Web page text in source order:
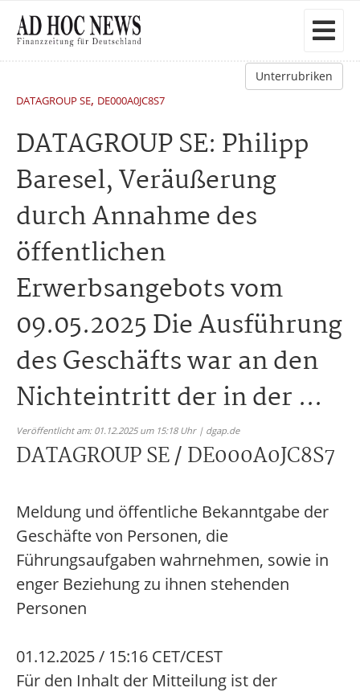
Unterrubriken
DATAGROUP SE, DE000A0JC8S7
DATAGROUP SE: Philipp
Baresel, Veräußerung
durch Annahme des
öffentlichen
Erwerbsangebots vom
09.05.2025 Die Ausführung
des Geschäfts war an den
Nichteintritt der in der ...
Veröffentlicht am: 01.12.2025 um 15:18 Uhr | dgap.de
DATAGROUP SE / DE000A0JC8S7
Meldung und öffentliche Bekanntgabe der
Geschäfte von Personen, die
Führungsaufgaben wahrnehmen, sowie in
enger Beziehung zu ihnen stehenden
Personen
01.12.2025 / 15:16 CET/CEST
Für den Inhalt der Mitteilung ist der